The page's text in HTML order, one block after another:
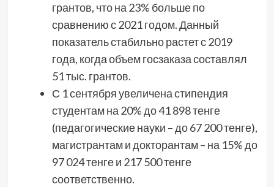
грантов, что на 23% больше по
сравнению с 2021 годом. Данный
показатель стабильно растет с 2019
года, когда объем госзаказа составлял
51 тыс. грантов.
С 1 сентября увеличена стипендия
студентам на 20% до 41 898 тенге
(педагогические науки – до 67 200 тенге),
магистрантам и докторантам – на 15% до
97 024 тенге и 217 500 тенге
соответственно.